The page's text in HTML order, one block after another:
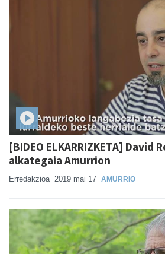
[BIDEO ELKARRIZKETA] David
alkategaia Amurrion
Erredakzioa 2019 mai 17 AMURRIO